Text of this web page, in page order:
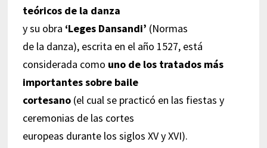
teóricos de la danza
y su obra ‘Leges Dansandi’ (Normas
de la danza), escrita en el año 1527, está
considerada como uno de los tratados más
importantes sobre baile
cortesano(el cual se practicó en las fiestas y
ceremonias de las cortes
europeas durante los siglos XV y XVI).